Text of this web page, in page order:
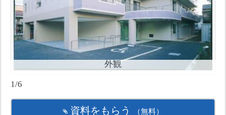
外観
1/6
資料をもらう （無料）